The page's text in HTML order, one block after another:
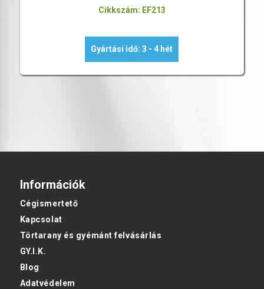
Cikkszám: EF213
Gyártási idő: 3 - 4 hét
Információk
Cégismertető
Kapcsolat
Törtarany és gyémánt felvásárlás
GY.I.K.
Blog
Adatvédelem